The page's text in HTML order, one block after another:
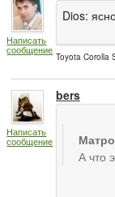
Написать
сообщение
Dios:
Toyota Corolla
Написать
сообщение
bers
А что